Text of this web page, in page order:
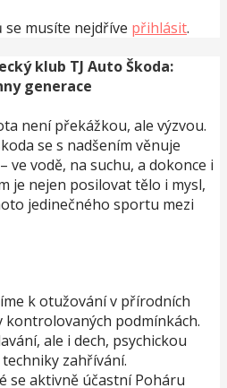
musíte nejdříve přihlásit.
klub TJ Auto Škoda:
generace
není překážkou, ale výzvou.
se s nadšením věnuje
ve vodě, na suchu, a dokonce i
je nejen posilovat tělo i mysl,
jedinečného sportu mezi
k otužování v přírodních
kontrolovaných podmínkách.
ale i dech, psychickou
zahřívání.
se aktivně účastní Poháru